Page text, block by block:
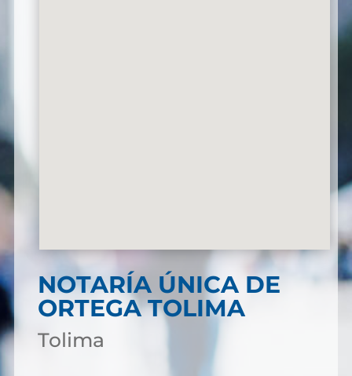
NOTARÍA ÚNICA DE
ORTEGA TOLIMA
Tolima